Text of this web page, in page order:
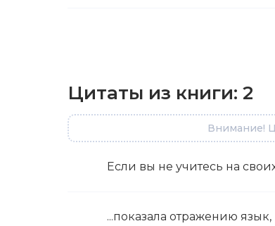
Цитаты из книги: 2
Внимание!
Если вы не учитесь на
...показала отражению